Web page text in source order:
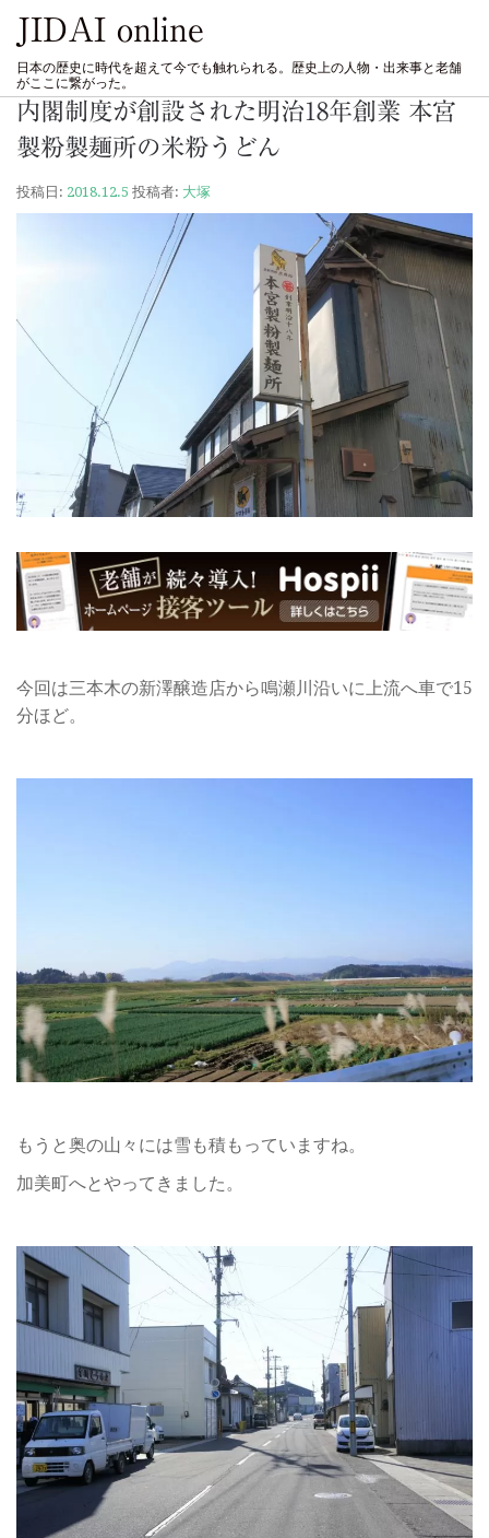
JIDAI online
日本の歴史に時代を超えて今でも触れられる。歴史上の人物・出来事と老舗
がここに繋がった。
内閣制度が創設された明治18年創業 本宮
製粉製麺所の米粉うどん
投稿日: 2018.12.5 投稿者: 大塚
今回は三本木の新澤醸造店から鳴瀬川沿いに上流へ車で15
分ほど。
もうと奥の山々には雪も積もっていますね。
加美町へとやってきました。